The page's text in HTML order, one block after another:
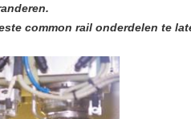
common rail onderdelen te